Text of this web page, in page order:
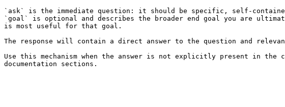
`ask` is the immediate question: it should be specific, self-
`goal` is optional and describes the broader end goal you are
is most useful for that goal.
The response will contain a direct answer to the question and
Use this mechanism when the answer is not explicitly present in